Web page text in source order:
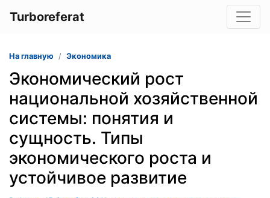
Turboreferat
На главную Экономика
Экономический рост
национальной хозяйственной
системы: понятия и
сущность. Типы
экономического роста и
устойчивое развитие